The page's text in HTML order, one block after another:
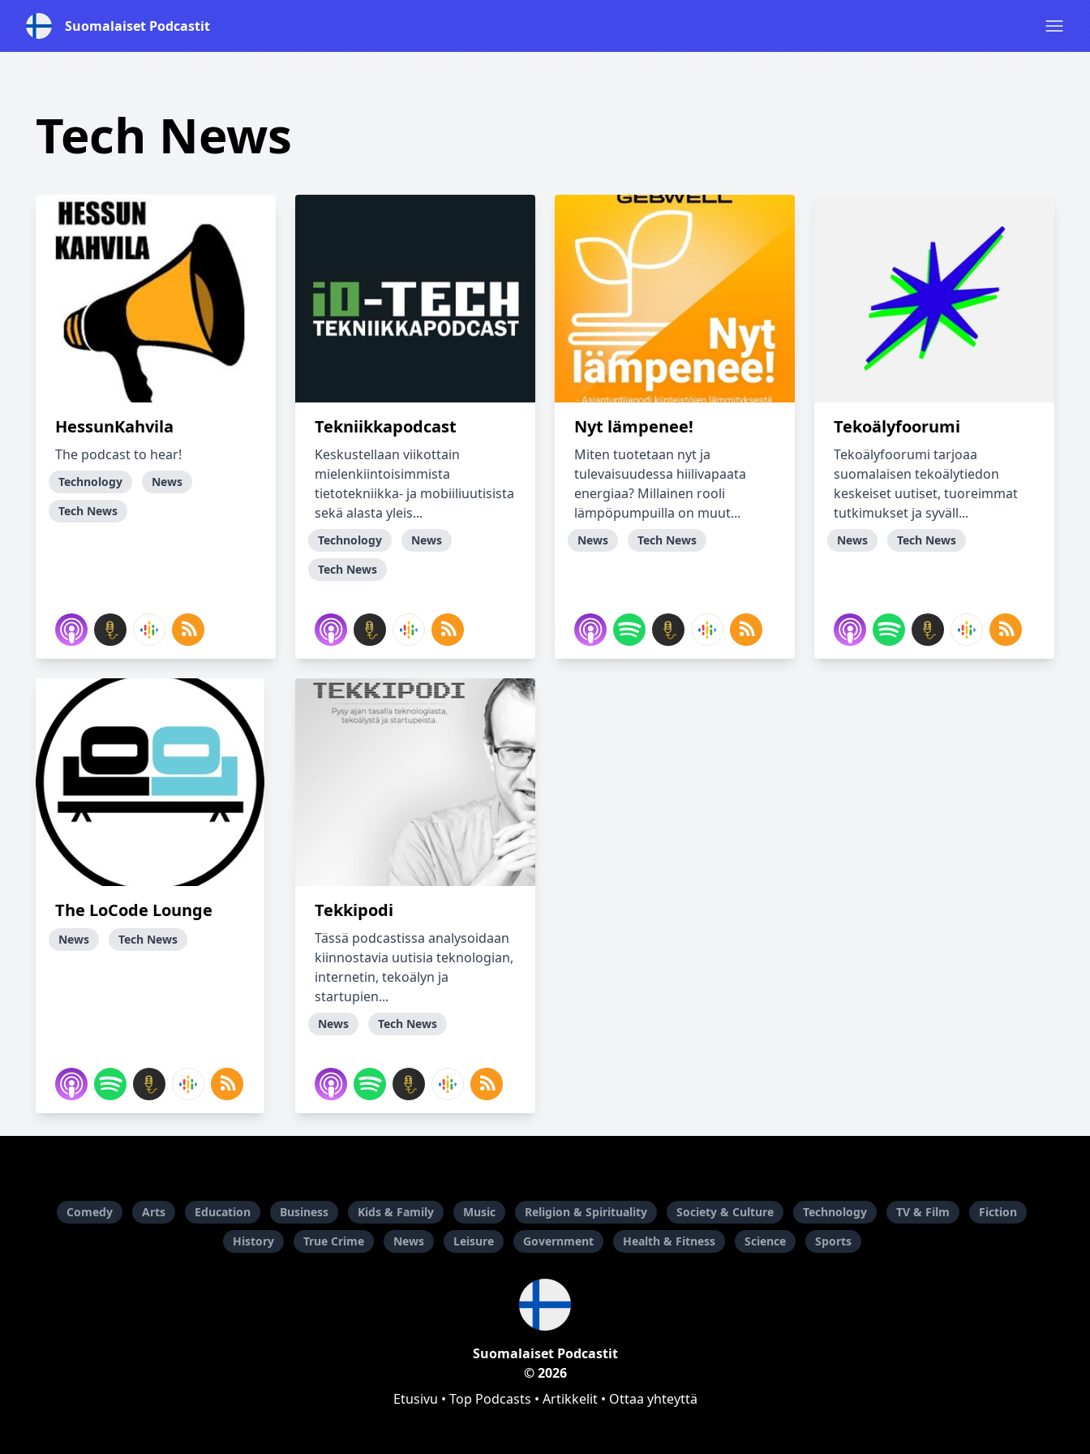
Suomalaiset Podcastit
Tech News
HessunKahvila
The podcast to hear!
Technology
News
Tech News
Tekniikkapodcast
Keskustellaan viikottain
mielenkiintoisimmista
tietotekniikka- ja mobiiliuutisista
sekä alasta yleis...
Technology
News
Tech News
Nyt lämpenee!
Miten tuotetaan nyt ja
tulevaisuudessa hiilivapaata
energiaa? Millainen rooli
lämpöpumpuilla on muut...
News Tech News
Tekoälyfoorumi
Tekoälyfoorumi tarjoaa
suomalaisen tekoälytiedon
keskeiset uutiset, tuoreimmat
tutkimukset ja syväll...
News Tech News
The LoCode Lounge
News Tech News
Tekkipodi
Tässä podcastissa analysoidaan
kiinnostavia uutisia teknologian,
internetin, tekoälyn ja
startupien...
News Tech News
Comedy Arts Education Business Kids & Family Music Religion & Spirituality Society & Culture Technology TV & Film
Fiction
History
True Crime News Leisure Government Health & Fitness Science Sports
Suomalaiset Podcastit
© 2026
Etusivu • Top Podcasts • Artikkelit• Ottaa yhteyttä